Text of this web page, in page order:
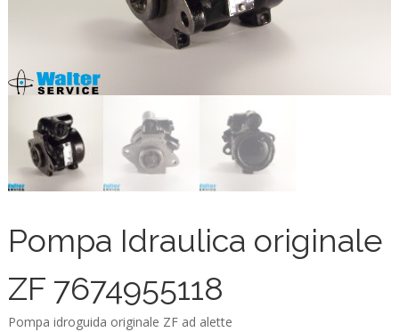
Pompa Idraulica originale
ZF 7674955118
Pompa idroguida originale ZF ad alette